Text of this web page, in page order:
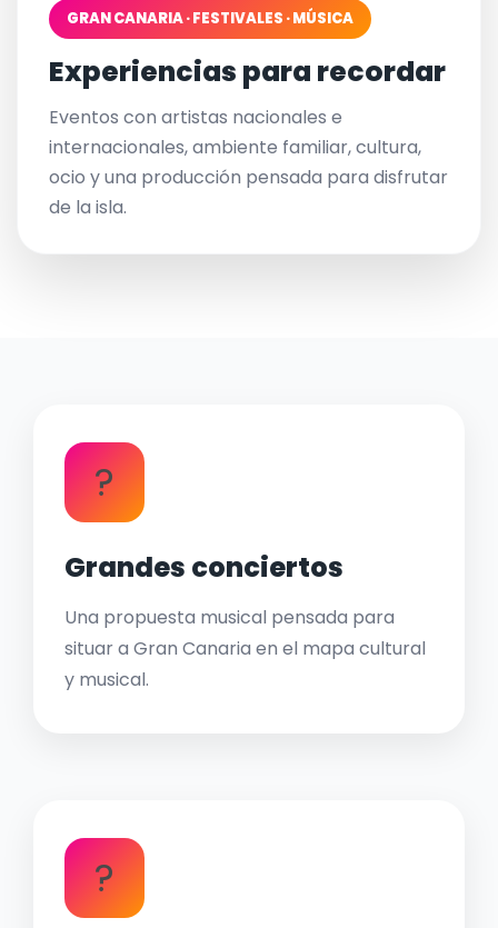
GRAN CANARIA · FESTIVALES · MÚSICA
Experiencias para recordar
Eventos con artistas nacionales e
internacionales, ambiente familiar, cultura,
ocio y una producción pensada para disfrutar
de la isla.
?
Grandes conciertos
Una propuesta musical pensada para
situar a Gran Canaria en el mapa cultural
y musical.
?